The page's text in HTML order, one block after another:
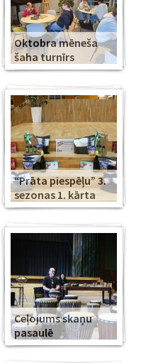
Oktobra mēneša
šaha turnīrs
“Prāta piespēļu” 3.
sezonas 1. kārta
Ceļojums skaņu
pasaulē